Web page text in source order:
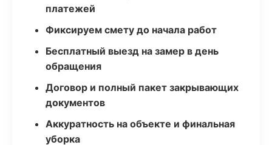
платежей
Фиксируем смету до начала работ
Бесплатный выезд на замер в день
обращения
Договор и полный пакет закрывающих
документов
Аккуратность на объекте и финальная
уборка